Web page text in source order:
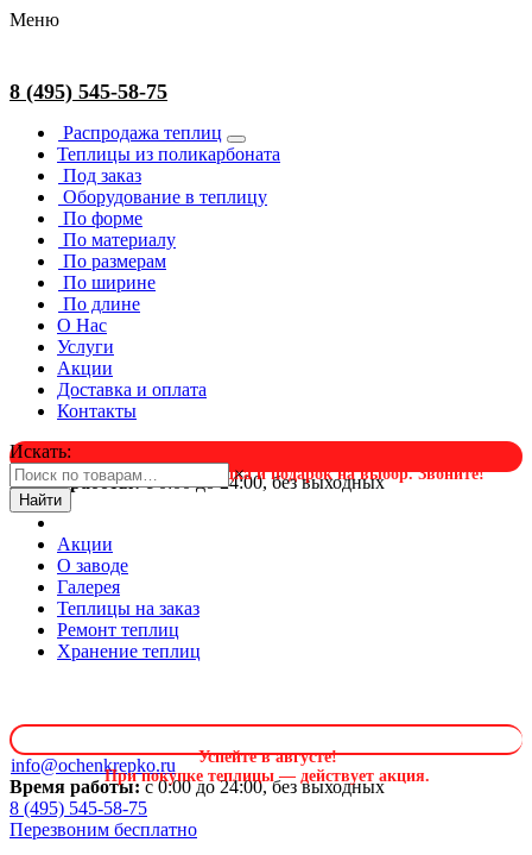
Меню
8 (495) 545-58-75
Распродажа теплиц
Теплицы из поликарбоната
Под заказ
Оборудование в теплицу
По форме
По материалу
По размерам
По ширине
По длине
О Нас
Услуги
Акции
Доставка и оплата
Контакты
Искать:
×
Найти
Успейте в августе! Скидка и подарок на выбор. Звоните!
Время работы:с 0:00 до 24:00, без выходных
Акции
О заводе
Галерея
Теплицы на заказ
Ремонт теплиц
Хранение теплиц
Успейте в августе!
При покупке теплицы — действует акция.
info@ochenkrepko.ru
Время работы:с 0:00 до 24:00, без выходных
8 (495) 545-58-75
Перезвоним бесплатно